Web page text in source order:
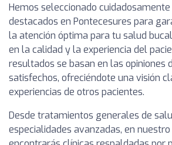
Hemos seleccionado
destacados en Pontecesures para
la atención óptima para tu salud
en la calidad y la experiencia del
resultados se basan en las opiniones
satisfechos, ofreciéndote una visión
experiencias de otros pacientes.
Desde tratamientos generales de
especialidades avanzadas, en